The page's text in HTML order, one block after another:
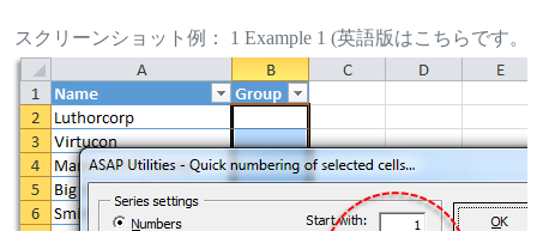
スクリーンショット例： 1 Example 1 (英語版はこちらです。)